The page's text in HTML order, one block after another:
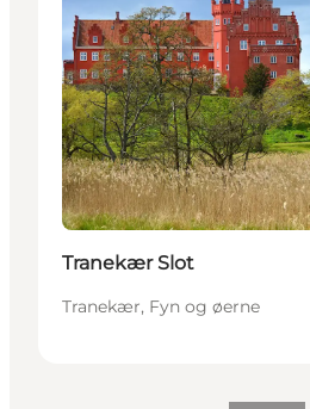
Tranekær Slot
Tranekær, Fyn og øerne